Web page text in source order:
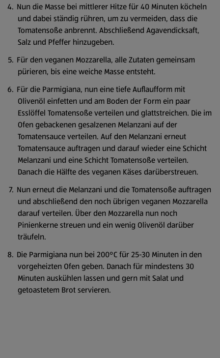
Nun die Masse bei mittlerer Hitze für 40 Minuten köcheln
und dabei ständig rühren, um zu vermeiden, dass die
Tomatensoße anbrennt. Abschließend Agavendicksaft,
Salz und Pfeffer hinzugeben.
Für den veganen Mozzarella, alle Zutaten gemeinsam
pürieren, bis eine weiche Masse entsteht.
Für die Parmigiana, nun eine tiefe Auflaufform mit
Olivenöl einfetten und am Boden der Form ein paar
Esslöffel Tomatensoße verteilen und glattstreichen. Die im
Ofen gebackenen gesalzenen Melanzani auf der
Tomatensauce verteilen. Auf den Melanzani erneut
Tomatensauce auftragen und darauf wieder eine Schicht
Melanzani und eine Schicht Tomatensoße verteilen.
Danach die Hälfte des veganen Käses darüberstreuen.
Nun erneut die Melanzani und die Tomatensoße auftragen
und abschließend den noch übrigen veganen Mozzarella
darauf verteilen. Über den Mozzarella nun noch
Pinienkerne streuen und ein wenig Olivenöl darüber
träufeln.
Die Parmigiana nun bei 200°C für 25-30 Minuten in den
vorgeheizten Ofen geben. Danach für mindestens 30
Minuten auskühlen lassen und gern mit Salat und
getoastetem Brot servieren.